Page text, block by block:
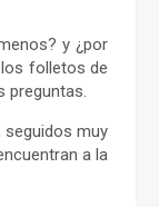
y ¿por
folletos de
preguntas.
muy
a la